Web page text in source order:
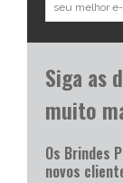
Siga as
muito
Os Brindes
novos